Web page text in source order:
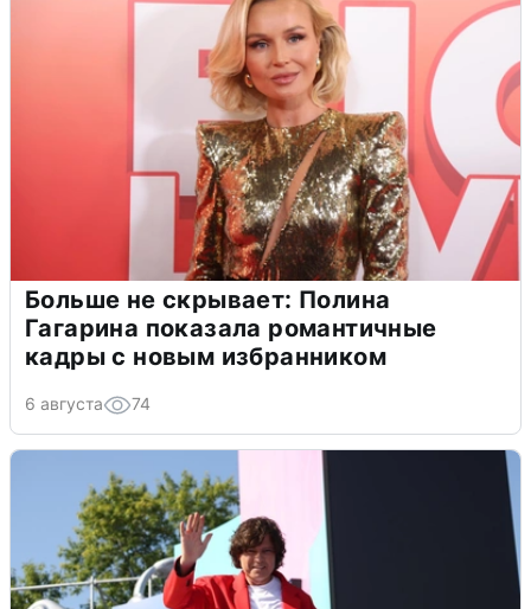
Больше не скрывает: Полина
Гагарина показала романтичные
кадры с новым избранником
6 августа 74